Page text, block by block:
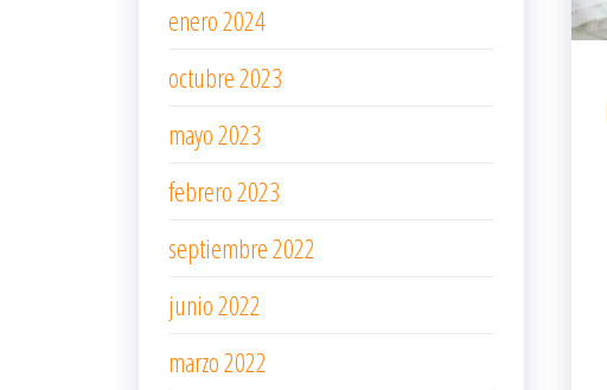
enero 2024
octubre 2023
mayo 2023
febrero 2023
septiembre 2022
junio 2022
marzo 2022